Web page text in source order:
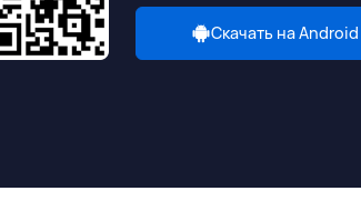
Скачать на Android